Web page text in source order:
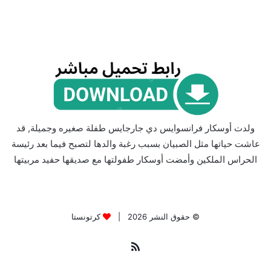
ولدت أوسكار فرانسوايس دي جارجايس طفلة صغيره وجميلة, قد
عاشت حياتها مثل الصبيان بسبب رغبة والدها لتصبح فيما بعد رئيسة
الحراس الملكين وأمضت أوسكار طفولتها مع صديقها حفيد مربيتها
© حقوق النشر 2026 | كرتونستا
ملخص